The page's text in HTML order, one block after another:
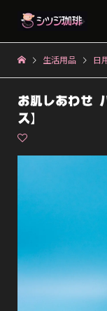
生活用品 日
お肌しあわせ
ス】